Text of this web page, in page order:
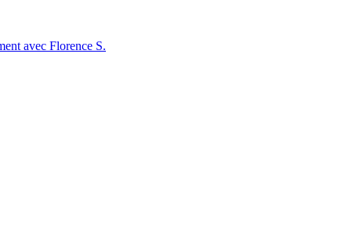
avec Florence S.